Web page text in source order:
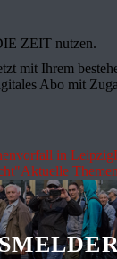
ZEIT nutzen.
mit Ihrem
Abo mit
in Leipzig
Aktuelle Themen